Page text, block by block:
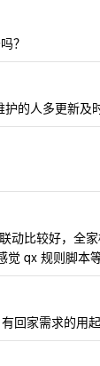
？
的人多更新及
动比较好，全
qx 规则脚本
回家需求的用